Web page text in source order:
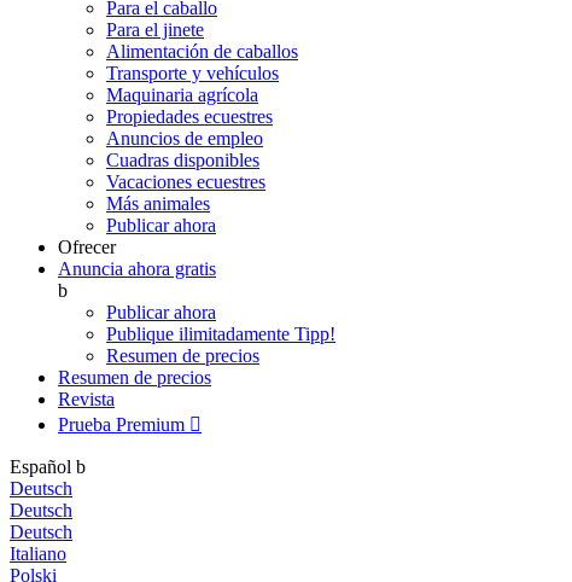
Para el caballo
Para el jinete
Alimentación de caballos
Transporte y vehículos
Maquinaria agrícola
Propiedades ecuestres
Anuncios de empleo
Cuadras disponibles
Vacaciones ecuestres
Más animales
Publicar ahora
Ofrecer
Anuncia ahora gratis
b
Publicar ahora
Publique ilimitadamente Tipp!
Resumen de precios
Resumen de precios
Revista
Prueba Premium 
Español b
Deutsch
Deutsch
Deutsch
Italiano
Polski